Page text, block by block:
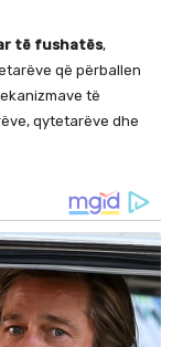
të fushatës,
që përballen
të
qytetarëve dhe